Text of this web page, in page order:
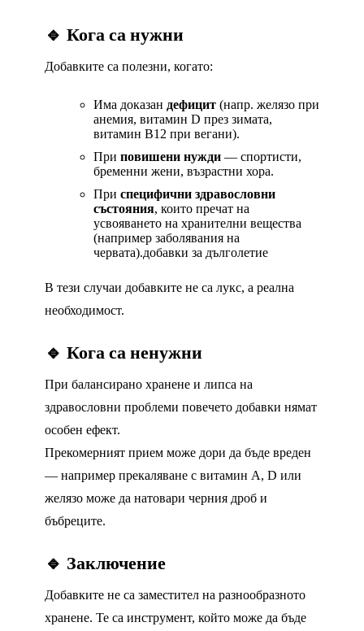
🔹 Кога са нужни
Добавките са полезни, когато:
Има доказан дефицит (напр. желязо при
анемия, витамин D през зимата,
витамин B12 при вегани).
При повишени нужди — спортисти,
бременни жени, възрастни хора.
При специфични здравословни
състояния, които пречат на
усвояването на хранителни вещества
(например заболявания на
червата).добавки за дълголетие
В тези случаи добавките не са лукс, а реална
необходимост.
🔹 Кога са ненужни
При балансирано хранене и липса на
здравословни проблеми повечето добавки нямат
особен ефект.
Прекомерният прием може дори да бъде вреден
— например прекаляване с витамин A, D или
желязо може да натовари черния дроб и
бъбреците.
🔹 Заключение
Добавките не са заместител на разнообразното
хранене. Те са инструмент, който може да бъде